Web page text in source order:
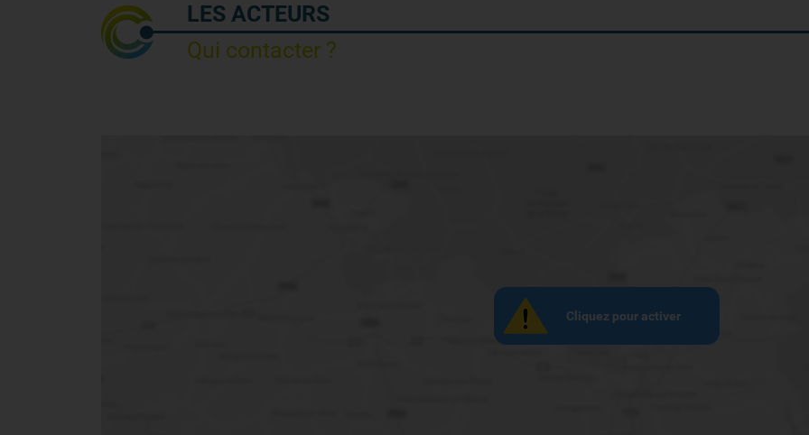
LES ACTEURS
Qui contacter ?
Cliquez pour activer